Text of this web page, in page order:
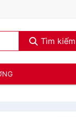
Tìm kiếm